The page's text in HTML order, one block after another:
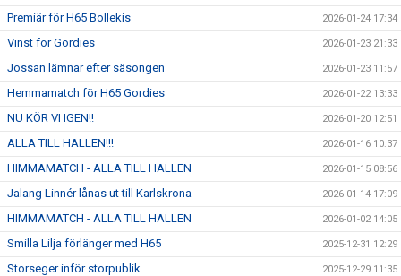
Premiär för H65 Bollekis 2026-01-24 17:34
Vinst för Gordies 2026-01-23 21:33
Jossan lämnar efter säsongen 2026-01-23 11:57
Hemmamatch för H65 Gordies 2026-01-22 13:33
NU KÖR VI IGEN!! 2026-01-20 12:51
ALLA TILL HALLEN!!! 2026-01-16 10:37
HIMMAMATCH - ALLA TILL HALLEN 2026-01-15 08:56
Jalang Linnér lånas ut till Karlskrona 2026-01-14 17:09
HIMMAMATCH - ALLA TILL HALLEN 2026-01-02 14:05
Smilla Lilja förlänger med H65 2025-12-31 12:29
Storseger inför storpublik 2025-12-29 11:35